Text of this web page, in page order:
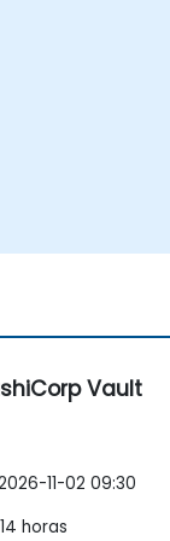
Vault
11-02 09:30
14 horas